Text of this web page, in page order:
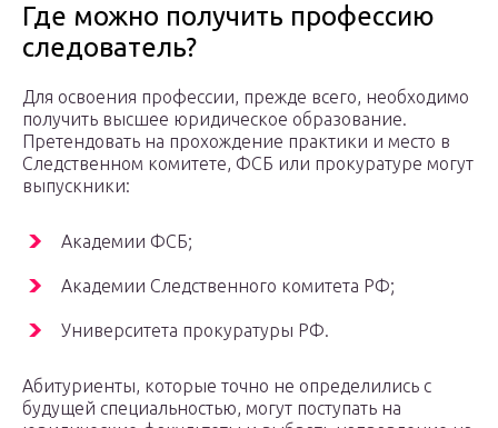
Где можно получить профессию
следователь?
Для освоения профессии, прежде всего, необходимо
получить высшее юридическое образование.
Претендовать на прохождение практики и место в
Следственном комитете, ФСБ или прокуратуре могут
выпускники:
Академии ФСБ;
Академии Следственного комитета РФ;
Университета прокуратуры РФ.
Абитуриенты, которые точно не определились с
будущей специальностью, могут поступать на